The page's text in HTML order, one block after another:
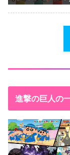
進撃の巨人の